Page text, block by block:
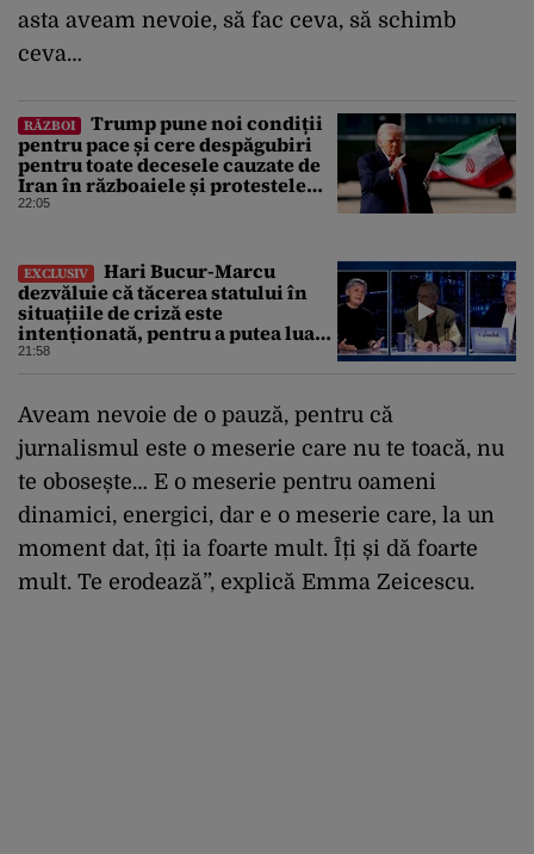
asta aveam nevoie, să fac ceva, să schimb
ceva…
RĂZBOI
Trump pune noi condiții
pentru pace și cere despăgubiri
pentru toate decesele cauzate de
Iran în războaiele și protestele
din ultimii 50 de ani
22:05
EXCLUSIV
Hari Bucur-Marcu
dezvăluie că tăcerea statului în
situațiile de criză este
intenționată, pentru a putea lua
decizii fără să ne spună
21:58
Aveam nevoie de o pauză, pentru că
jurnalismul este o meserie care nu te toacă, nu
te obosește… E o meserie pentru oameni
dinamici, energici, dar e o meserie care, la un
moment dat, îți ia foarte mult. Îți și dă foarte
mult. Te erodează”, explică Emma Zeicescu.